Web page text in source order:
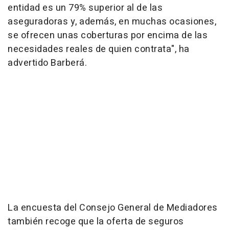
entidad es un 79% superior al de las
aseguradoras y, además, en muchas ocasiones,
se ofrecen unas coberturas por encima de las
necesidades reales de quien contrata", ha
advertido Barberá.
La encuesta del Consejo General de Mediadores
también recoge que la oferta de seguros